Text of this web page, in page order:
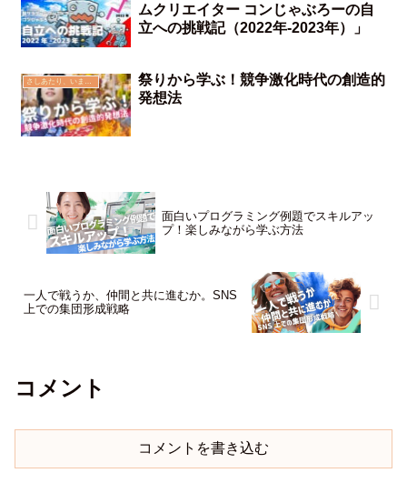
ムクリエイター コンじゃぶろーの自
立への挑戦記（2022年-2023年）」
さしあたり、いま思う事
祭りから学ぶ！競争激化時代の創造的
発想法
面白いプログラミング例題でスキルアッ
プ！楽しみながら学ぶ方法
一人で戦うか、仲間と共に進むか。SNS
上での集団形成戦略
コメント
コメントを書き込む